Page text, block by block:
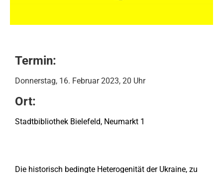
Termin:
Donnerstag, 16. Februar 2023, 20 Uhr
Ort:
Stadtbibliothek Bielefeld, Neumarkt 1
Die historisch bedingte Heterogenität der Ukraine, zu